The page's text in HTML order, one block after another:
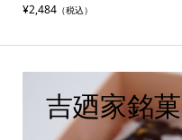
¥2,484（税込）
吉廼家銘菓